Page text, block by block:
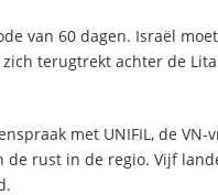
van 60 dagen. Israël
terugtrekt achter de
met UNIFIL, de
rust in de regio. Vijf